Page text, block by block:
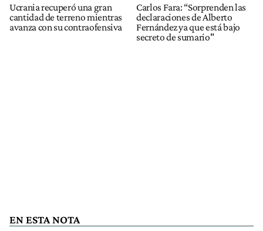
Ucrania recuperó una gran
cantidad de terreno mientras
avanza con su contraofensiva
Carlos Fara: “Sorprenden las
declaraciones de Alberto
Fernández ya que está bajo
secreto de sumario"
EN ESTA NOTA